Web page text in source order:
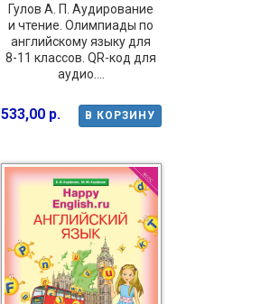
Гулов А. П. Аудирование
и чтение. Олимпиады по
английскому языку для
8-11 классов. QR-код для
аудио....
В КОРЗИНУ
533,00 р.